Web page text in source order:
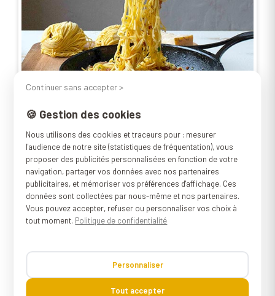
Le plaisir de
cuisiner sur la
fonte.
La fonte est considérée par les
Continuer sans accepter >
🍪 Gestion des cookies
Nous utilisons des cookies et traceurs pour : mesurer
l'audience de notre site (statistiques de fréquentation), vous
proposer des publicités personnalisées en fonction de votre
navigation, partager vos données avec nos partenaires
publicitaires, et mémoriser vos préférences d'affichage. Ces
données sont collectées par nous-même et nos partenaires.
Vous pouvez accepter, refuser ou personnaliser vos choix à
tout moment. Politique de confidentialité
Personnaliser
Tout accepter